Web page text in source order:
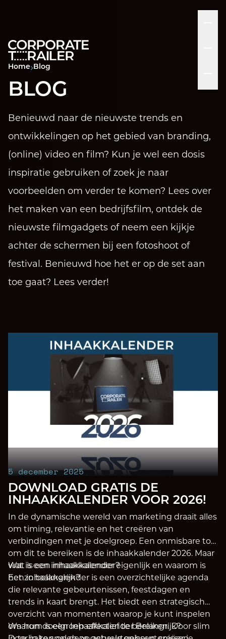
Home Blog
BLOG
Benieuwd naar de nieuwste trends en
ontwikkelingen op het gebied van branding,
(online) video en film? Kun je wel een dosis
inspiratie gebruiken of zoek je naar
voorbeelden om verder te komen? Lees over
het maken van een bedrijfsfilm, ontdek de
nieuwste filmgadgets of neem een kijkje
achter de schermen bij een fotoshoot of
festival. Benieuwd hoe het er op de set aan
toe gaat? Lees verder!
5 december 2025
DOWNLOAD GRATIS DE
INHAAKKALENDER VOOR 2026!
In de dynamische wereld van marketing draait alles
om timing, relevantie en het creëren van
verbindingen met je doelgroep. Een onmisbare tool
om dit te bereiken is de inhaakkalender 2026. Maar
wat is een inhaakkalender eigenlijk en waarom is
het zo belangrijk?
Wat is een inhaakkalender?
Een inhaakkalender is een overzichtelijke agenda
die relevante gebeurtenissen, feestdagen en
trends in kaart brengt. Het biedt een strategisch
overzicht van momenten waarop je kunt inspelen
om hun doelgroep effectief te bereiken. Door slim
Waarom is een Inhaakkalender Belangrijk?